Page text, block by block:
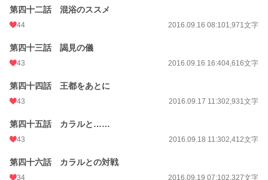
第四十二話 混浴のススメ
44 2016.09.16 08:101,971文字
第四十三話 謁見の儀
43 2016.09.16 16:404,616文字
第四十四話 王都をあとに
43 2016.09.17 11:302,931文字
第四十五話 カラルと……
43 2016.09.18 11:302,412文字
第四十六話 カラルとの対戦
34 2016.09.19 07:102,327文字